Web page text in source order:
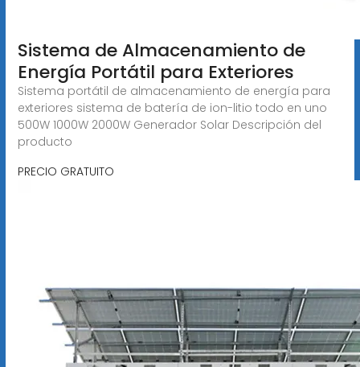
Sistema de Almacenamiento de
Energía Portátil para Exteriores
Sistema portátil de almacenamiento de energía para
exteriores sistema de batería de ion-litio todo en uno
500W 1000W 2000W Generador Solar Descripción del
producto
PRECIO GRATUITO